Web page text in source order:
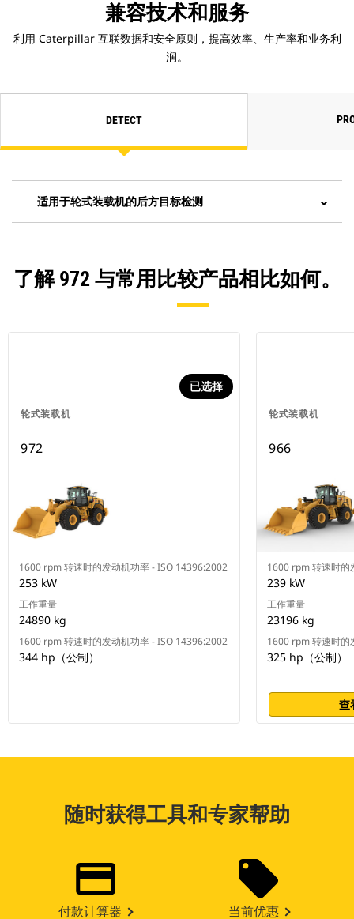
兼容技术和服务
利用 Caterpillar 互联数据和安全原则，提高效率、生产率和业务利
润。
DETECT
适用于轮式装载机的后方目标检测
了解 972 与常用比较产品相比如何。
轮式装载机
已选择
972
1600 rpm 转速时的发动机功率 - ISO 14396:2002
253 kW
工作重量
24890 kg
1600 rpm 转速时的发动机功率 - ISO 14396:2002
344 hp（公制）
轮式装载机
966
1600 rpm 转速时的
239 kW
工作重量
23196 kg
1600 rpm 转速时的
325 hp（公制）
查
随时获得工具和专家帮助
付款计算器 当前优惠